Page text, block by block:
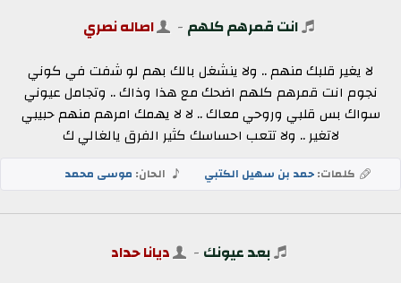
انت قمرهم كلهم - اصاله نصري
لا يغير قلبك منهم .. ولا ينشغل بالك بهم لو شفت في كوني
نجوم انت قمرهم كلهم اضحك مع هذا وذاك .. وتجامل عيوني
سواك بس قلبي وروحي معاك .. لا لا يهمك امرهم منهم حبيبي
لاتغير .. ولا تتعب احساسك كثير الفرق يالغالي ك
كلمات:حمد بن سهيل الكتبي الحان: موسى محمد
بعد عيونك - ديانا حداد